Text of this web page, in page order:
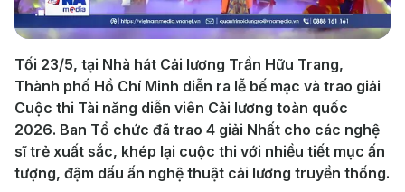
Video
Tối 23/5, tại Nhà hát Cải lương Trần Hữu Trang,
Thành phố Hồ Chí Minh diễn ra lễ bế mạc và trao giải
Cuộc thi Tài năng diễn viên Cải lương toàn quốc
2026. Ban Tổ chức đã trao 4 giải Nhất cho các nghệ
sĩ trẻ xuất sắc, khép lại cuộc thi với nhiều tiết mục ấn
tượng, đậm dấu ấn nghệ thuật cải lương truyền thống.